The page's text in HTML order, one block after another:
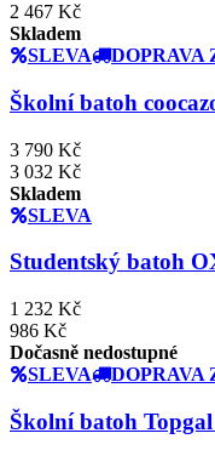
2 467 Kč
Skladem
SLEVA
DOPRAVA
Školní batoh
3 790 Kč
3 032 Kč
Skladem
SLEVA
Studentský batoh
1 232 Kč
986 Kč
Dočasně nedostupné
SLEVA
DOPRAVA
Školní batoh